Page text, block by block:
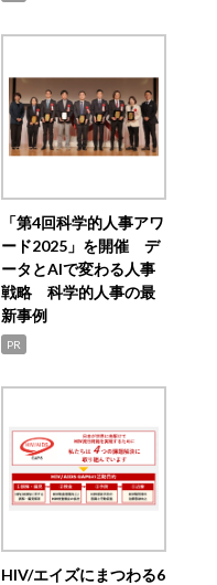
「第4回科学的人事アワ
ード2025」を開催 デ
ータとAIで変わる人事
戦略 科学的人事の最
新事例
PR
HIV/エイズにまつわる6